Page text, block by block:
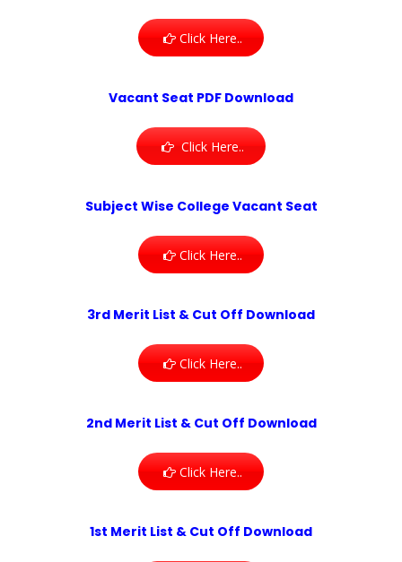
Click Here..
Vacant Seat PDF Download
Click Here..
Subject Wise College Vacant Seat
Click Here..
3rd Merit List & Cut Off Download
Click Here..
2nd Merit List & Cut Off Download
Click Here..
1st Merit List & Cut Off Download